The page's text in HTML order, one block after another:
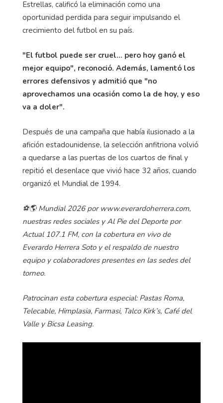
Estrellas, calificó la eliminación como una
oportunidad perdida para seguir impulsando el
crecimiento del futbol en su país.
"El futbol puede ser cruel... pero hoy ganó el
mejor equipo", reconoció. Además, lamentó los
errores defensivos y admitió que "no
aprovechamos una ocasión como la de hoy, y eso
va a doler".
Después de una campaña que había ilusionado a la
afición estadounidense, la selección anfitriona volvió
a quedarse a las puertas de los cuartos de final y
repitió el desenlace que vivió hace 32 años, cuando
organizó el Mundial de 1994.
⚽🌎 Mundial 2026 por www.everardoherrera.com,
nuestras redes sociales y Al Pie del Deporte por
Actual 107.1 FM, con la cobertura en vivo de
Everardo Herrera Soto y el respaldo de nuestro
equipo y colaboradores presentes en las sedes del
torneo.
Patrocinan esta cobertura especial: Pastas Roma,
Telecable, Himplasia, Farmasi, Talco Kirk’s, Café del
Valle y Bicsa Leasing.